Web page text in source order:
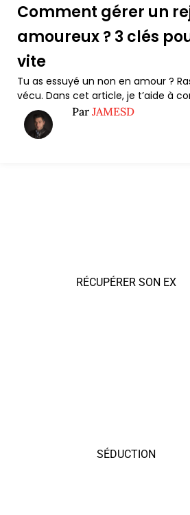
Comment gérer un
amoureux ? 3 clés
vite
Tu as essuyé un non en amour ?
vécu. Dans cet article, je t’aide à
ParJAMESD
RÉCUPÉRER SON EX
SÉDUCTION